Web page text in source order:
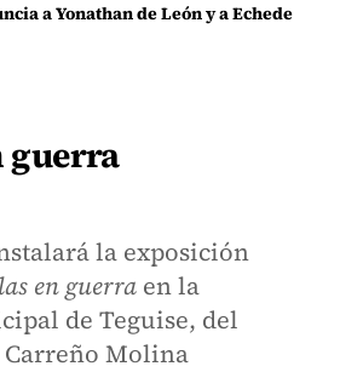
León y a Echedey Eugenio por presuntas anomalías en contratos festivos
guerra
la exposición
en guerra en la
de Teguise, del
Molina